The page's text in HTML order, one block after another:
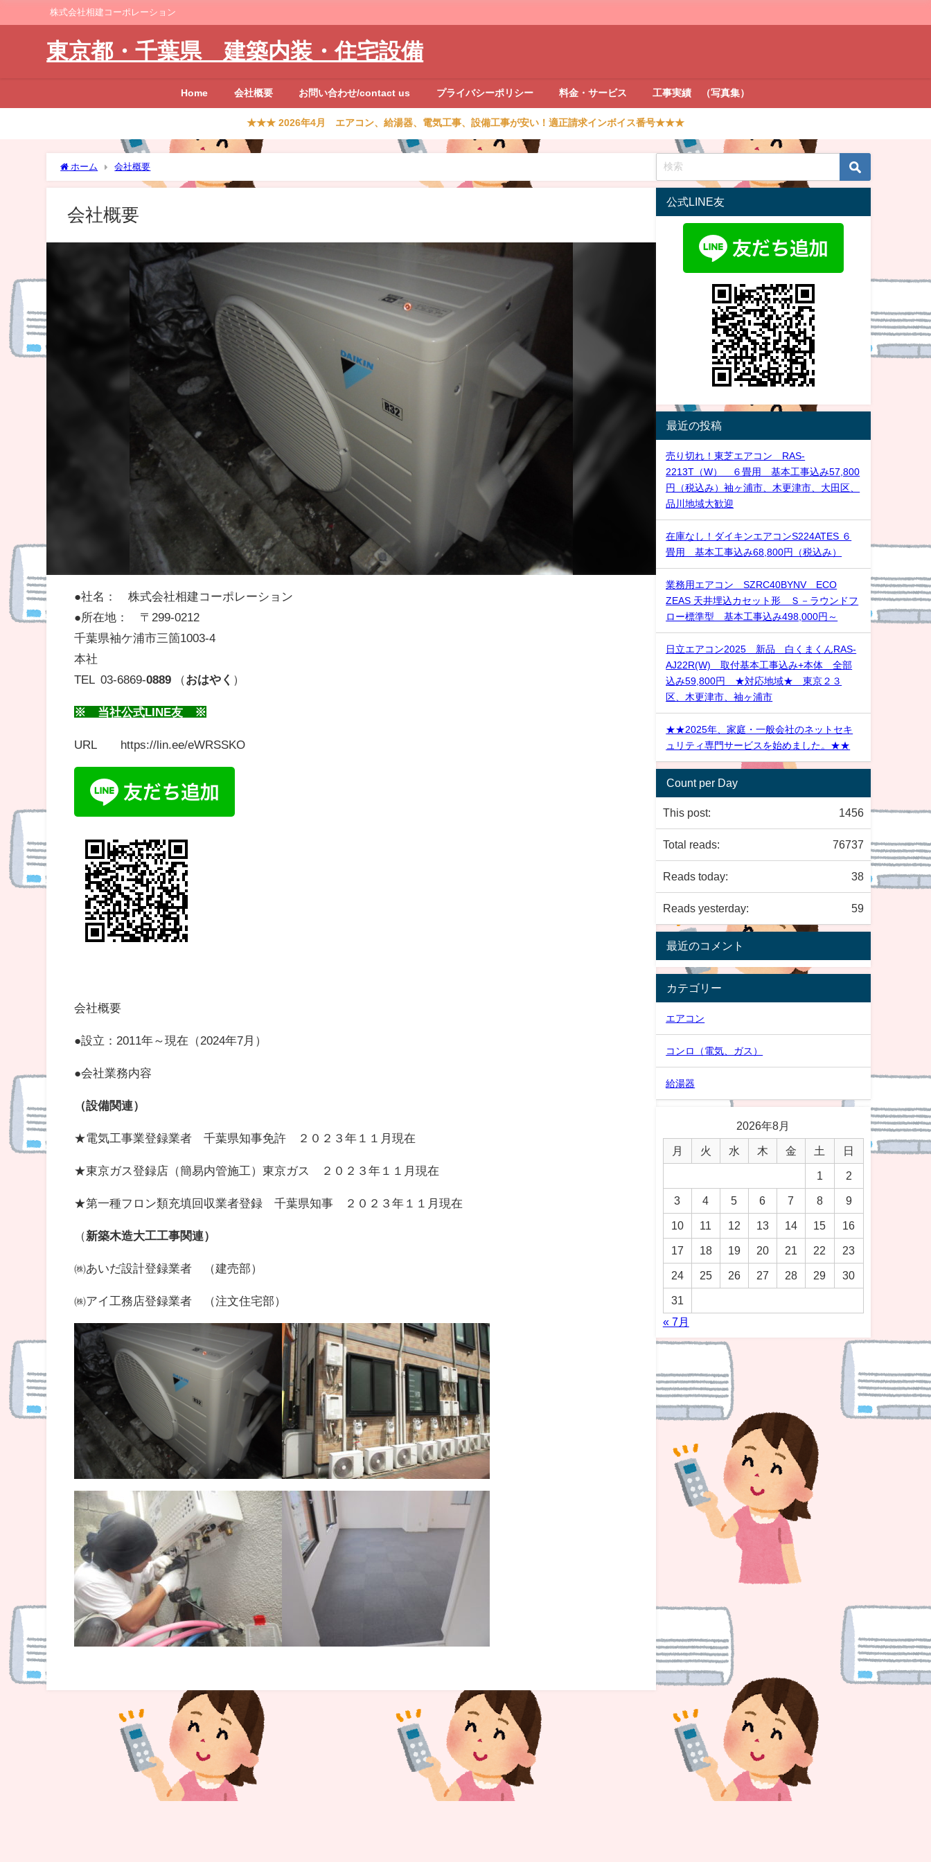
株式会社相建コーポレーション
東京都・千葉県 建築内装・住宅設備
Home 会社概要 お問い合わせ/contact us プライバシーポリシー 料金・サービス 工事実績 （写真集）
★★★ 2026年4月 エアコン、給湯器、電気工事、設備工事が安い！適正請求インボイス番号★★★
ホーム 会社概要
会社概要
●社名： 株式会社相建コーポレーション
●所在地： 〒299-0212
千葉県袖ケ浦市三箇1003-4
本社
TEL 03-6869-0889 （ おはやく ）
※ 当社公式LINE友 ※
URL https://lin.ee/eWRSSKO
会社概要
●設立：2011年～現在（2024年7月）
●会社業務内容
（設備関連）
★電気工事業登録業者 千葉県知事免許 ２０２３年１１月現在
★東京ガス登録店（簡易内管施工）東京ガス ２０２３年１１月現在
★第一種フロン類充填回収業者登録 千葉県知事 ２０２３年１１月現在
（新築木造大工工事関連）
㈱あいだ設計登録業者 （建売部）
㈱アイ工務店登録業者 （注文住宅部）
公式LINE友
最近の投稿
売り切れ！東芝エアコン RAS-
2213T（W） ６畳用 基本工事込み57,800
円（税込み）袖ヶ浦市、木更津市、大田区、
品川地域大歓迎
在庫なし！ダイキンエアコンS224ATES ６
畳用 基本工事込み68,800円（税込み）
業務用エアコン SZRC40BYNV ECO
ZEAS 天井埋込カセット形 Ｓ－ラウンドフ
ロー標準型 基本工事込み498,000円～
日立エアコン2025 新品 白くまくんRAS-
AJ22R(W) 取付基本工事込み+本体 全部
込み59,800円 ★対応地域★ 東京２３
区、木更津市、袖ヶ浦市
★★2025年、家庭・一般会社のネットセキ
ュリティ専門サービスを始めました。★★
Count per Day
1456
This post:
76737
Total reads:
38
Reads today:
59
Reads yesterday:
最近のコメント
カテゴリー
エアコン
コンロ（電気、ガス）
給湯器
2026年8月
月 火 水 木 金 土 日
1 2
3 4 5 6 7 8 9
10 11 12 13 14 15 16
17 18 19 20 21 22 23
24 25 26 27 28 29 30
31
« 7月